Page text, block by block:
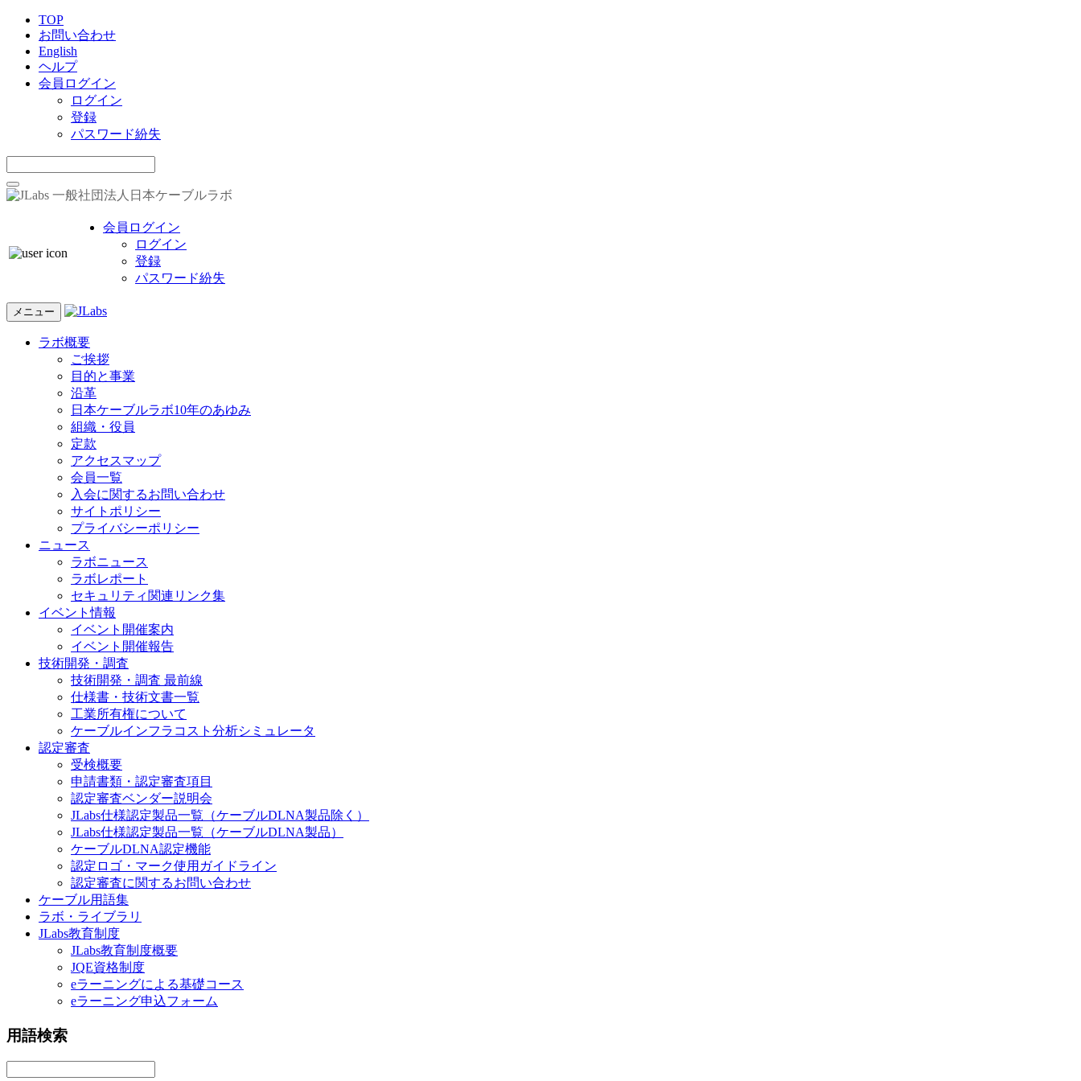
TOP
お問い合わせ
English
ヘルプ
会員ログイン
ログイン
登録
パスワード紛失
一般社団法人日本ケーブルラボ
会員ログイン
ログイン
登録
パスワード紛失
メニュー
ラボ概要
ご挨拶
目的と事業
沿革
日本ケーブルラボ10年のあゆみ
組織・役員
定款
アクセスマップ
会員一覧
入会に関するお問い合わせ
サイトポリシー
プライバシーポリシー
ニュース
ラボニュース
ラボレポート
セキュリティ関連リンク集
イベント情報
イベント開催案内
イベント開催報告
技術開発・調査
技術開発・調査 最前線
仕様書・技術文書一覧
工業所有権について
ケーブルインフラコスト分析シミュレータ
認定審査
受検概要
申請書類・認定審査項目
認定審査ベンダー説明会
JLabs仕様認定製品一覧（ケーブルDLNA製品除く）
JLabs仕様認定製品一覧（ケーブルDLNA製品）
ケーブルDLNA認定機能
認定ロゴ・マーク使用ガイドライン
認定審査に関するお問い合わせ
ケーブル用語集
ラボ・ライブラリ
JLabs教育制度
JLabs教育制度概要
JQE資格制度
eラーニングによる基礎コース
eラーニング申込フォーム
用語検索